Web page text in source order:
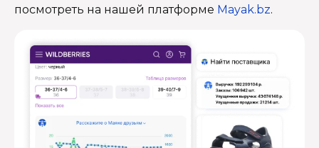
посмотреть на нашей платформе Mayak.bz.